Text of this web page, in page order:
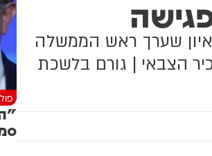
שערך ראש הממשלה
הצבאי | גורם בלשכת